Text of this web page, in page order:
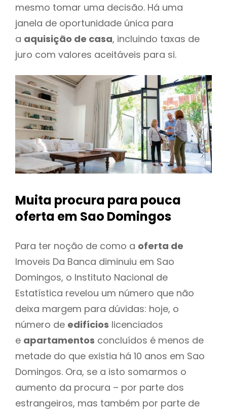
mesmo tomar uma decisão. Há uma
janela de oportunidade única para
a aquisição de casa, incluindo taxas de
juro com valores aceitáveis para si.
Muita procura para pouca
oferta em Sao Domingos
Para ter noção de como a oferta de
Imoveis Da Banca diminuiu em Sao
Domingos, o Instituto Nacional de
Estatística revelou um número que não
deixa margem para dúvidas: hoje, o
número de edifícios licenciados
e apartamentos concluídos é menos de
metade do que existia há 10 anos em Sao
Domingos. Ora, se a isto somarmos o
aumento da procura – por parte dos
estrangeiros, mas também por parte de